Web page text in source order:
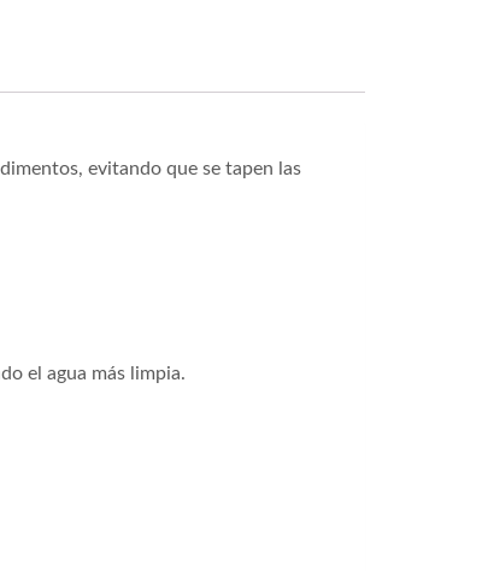
evitando que se tapen las
el agua más limpia.